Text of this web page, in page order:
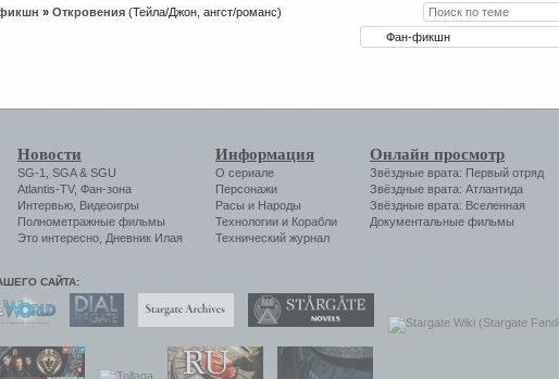
» Откровения (Тейла/Джон, ангст/романс)
Новости
SG-1 SGA& SGU
Atlantis-TV, Фан-зона
Интервью Видеоигры
Полнометражные фильмы
Это интересно Дневник Илая
Информация
О сериале
Персонажи
Расы и Народы
Технологии и Корабли
Технический журнал
Онлайн просмотр
Звёздные врата: Первый отряд
Звёздные врата: Атлантида
Звёздные врата: Вселенная
Документальные фильмы
САЙТА: